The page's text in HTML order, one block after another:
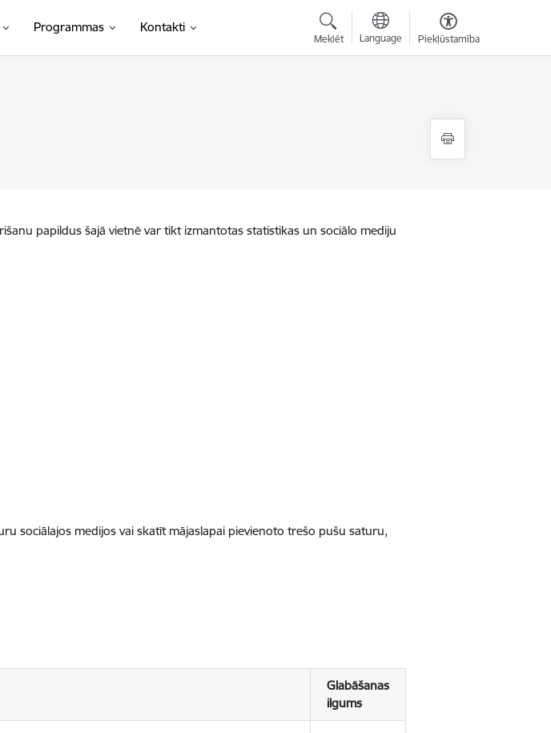
Programmas Kontakti
Meklēt Language Piekļūstamība
papildus šajā vietnē var tikt izmantotas statistikas un sociālo mediju
sociālajos medijos vai skatīt mājaslapai pievienoto trešo pušu saturu,
Glabāšanas
ilgums